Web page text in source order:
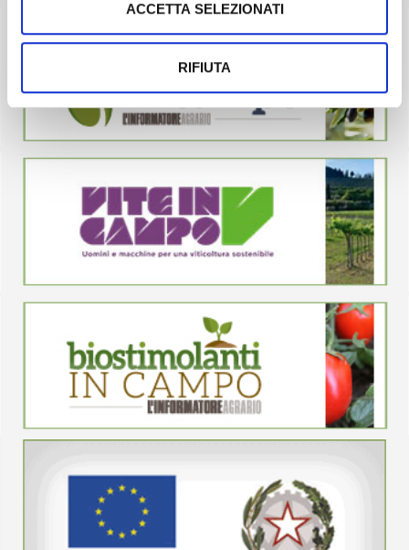
ACCETTA SELEZIONATI
RIFIUTA